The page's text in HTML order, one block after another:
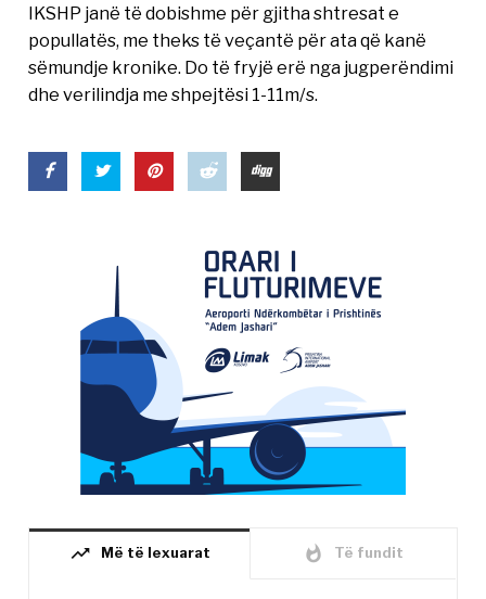
IKSHP janë të dobishme për gjitha shtresat e
popullatës, me theks të veçantë për ata që kanë
sëmundje kronike. Do të fryjë erë nga jugperëndimi
dhe verilindja me shpejtësi 1-11m/s.
trending_up Më të lexuarat whatshot Të fundit